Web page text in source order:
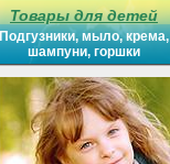
Товары для детей
Подгузники, мыло, крема,
шампуни, горшки